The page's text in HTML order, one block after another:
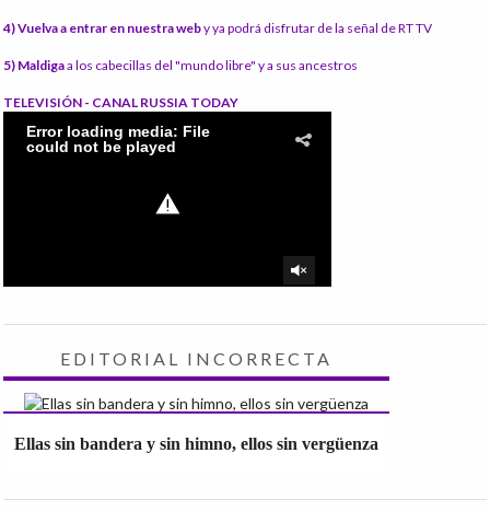
4) Vuelva a entrar en nuestra weby ya podrá disfrutar de la señal de RT TV
5) Maldigaa los cabecillas del "mundo libre" y a sus ancestros
TELEVISIÓN - CANAL RUSSIA TODAY
EDITORIAL INCORRECTA
Ellas sin bandera y sin himno, ellos sin vergüenza